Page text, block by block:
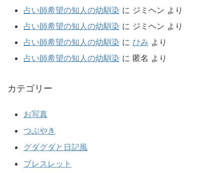
占い師希望の知人の幼馴染 に ジミヘン より
占い師希望の知人の幼馴染 に ジミヘン より
占い師希望の知人の幼馴染 に ひみ より
占い師希望の知人の幼馴染 に 匿名 より
カテゴリー
お写真
つぶやき
グダグダと日記風
ブレスレット